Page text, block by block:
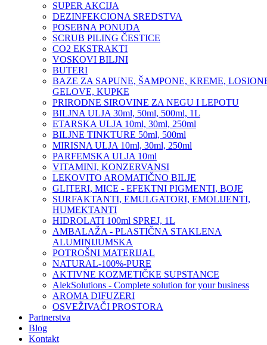
SUPER AKCIJA
DEZINFEKCIONA SREDSTVA
POSEBNA PONUDA
SCRUB PILING ČESTICE
CO2 EKSTRAKTI
VOSKOVI BILJNI
BUTERI
BAZE ZA SAPUNE, ŠAMPONE, KREME,
GELOVE, KUPKE
PRIRODNE SIROVINE ZA NEGU I LEPOTU
BILJNA ULJA 30ml, 50ml, 500ml, 1L
ETARSKA ULJA 10ml, 30ml, 250ml
BILJNE TINKTURE 50ml, 500ml
MIRISNA ULJA 10ml, 30ml, 250ml
PARFEMSKA ULJA 10ml
VITAMINI, KONZERVANSI
LEKOVITO AROMATIČNO BILJE
GLITERI, MICE - EFEKTNI PIGMENTI, BOJE
SURFAKTANTI, EMULGATORI, EMOLIJENTI,
HUMEKTANTI
HIDROLATI 100ml SPREJ, 1L
AMBALAŽA - PLASTIČNA STAKLENA
ALUMINIJUMSKA
POTROŠNI MATERIJAL
NATURAL-100%-PURE
AKTIVNE KOZMETIČKE SUPSTANCE
AlekSolutions - Complete solution for your business
AROMA DIFUZERI
OSVEŽIVAČI PROSTORA
Partnerstva
Blog
Kontakt